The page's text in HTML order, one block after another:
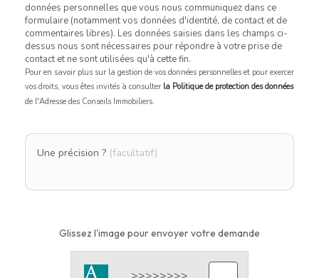
données personnelles que vous nous communiquez dans ce
formulaire (notamment vos données d'identité, de contact et de
commentaires libres). Les données saisies dans les champs ci-
dessus nous sont nécessaires pour répondre à votre prise de
contact et ne sont utilisées qu'à cette fin.
Pour en savoir plus sur la gestion de vos données personnelles et pour exercer
vos droits, vous êtes invités à consulter la Politique de protection des données
de l'Adresse des Conseils Immobiliers.
Une précision ? (facultatif)
Glissez l'image pour envoyer votre demande